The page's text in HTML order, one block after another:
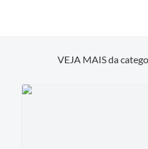
VEJA MAIS da